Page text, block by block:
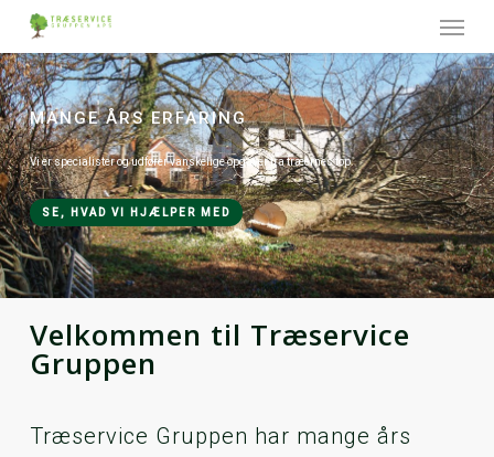
Skip
main
content
MANGE ÅRS ERFARING
Vi er specialister og udfører vanskelige opgaver fra træernes top.
SE, HVAD VI HJÆLPER MED
Velkommen til Træservice
Gruppen
Træservice Gruppen har mange års